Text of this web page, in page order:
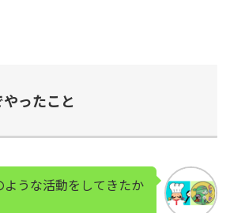
ったこと
うな活動をしてきたか